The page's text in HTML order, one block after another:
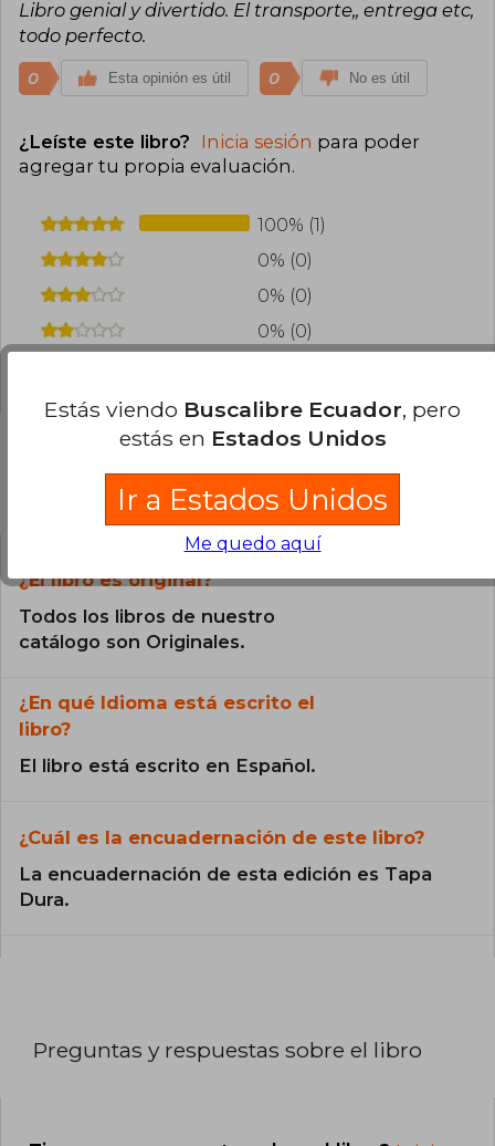
Libro genial y divertido. El transporte,, entrega etc,
todo perfecto.
0 Esta opinión es útil 0 No es útil
¿Leíste este libro? Inicia sesión para poder
agregar tu propia evaluación.
100% (1)
0% (0)
0% (0)
0% (0)
Preguntas frecuentes sobre el libro
¿El libro es original?
Todos los libros de nuestro
catálogo son Originales.
¿En qué Idioma está escrito el
libro?
El libro está escrito en Español.
¿Cuál es la encuadernación de este libro?
La encuadernación de esta edición es Tapa
Dura.
Preguntas y respuestas sobre el libro
Estás viendo Buscalibre Ecuador, pero
estás en Estados Unidos
Ir a Estados Unidos
Me quedo aquí